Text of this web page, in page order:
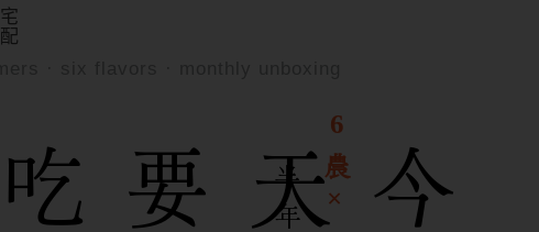
配
今天要
吃 6
農×